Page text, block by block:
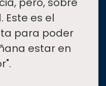
Este es el
para poder
estar en